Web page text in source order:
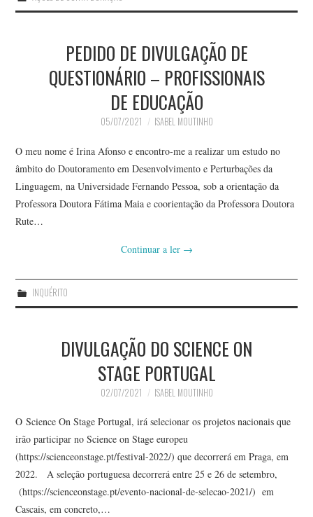
PEDIDO DE DIVULGAÇÃO DE
QUESTIONÁRIO – PROFISSIONAIS
DE EDUCAÇÃO
05/07/2021 ISABEL MOUTINHO
O meu nome é Irina Afonso e encontro-me a realizar um estudo no
âmbito do Doutoramento em Desenvolvimento e Perturbações da
Linguagem, na Universidade Fernando Pessoa, sob a orientação da
Professora Doutora Fátima Maia e coorientação da Professora Doutora
Rute…
Continuar a ler →
INQUÉRITO
DIVULGAÇÃO DO SCIENCE ON
STAGE PORTUGAL
02/07/2021 ISABEL MOUTINHO
O Science On Stage Portugal, irá selecionar os projetos nacionais que
irão participar no Science on Stage europeu
(https://scienceonstage.pt/festival-2022/) que decorrerá em Praga, em
2022. A seleção portuguesa decorrerá entre 25 e 26 de setembro,
(https://scienceonstage.pt/evento-nacional-de-selecao-2021/) em
Cascais, em concreto,…